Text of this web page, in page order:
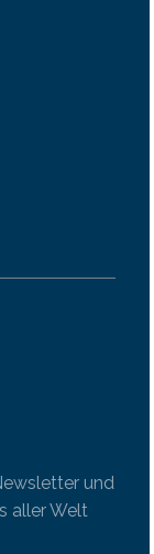
und
aller Welt